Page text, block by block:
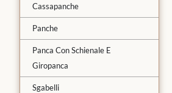
Cassapanche
Panche
Panca Con Schienale E
Giropanca
Sgabelli